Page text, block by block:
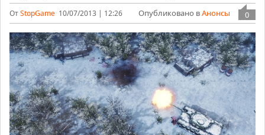
ОтStopGame 10/07/2013 | 12:26 0
Опубликовано вАнонсы